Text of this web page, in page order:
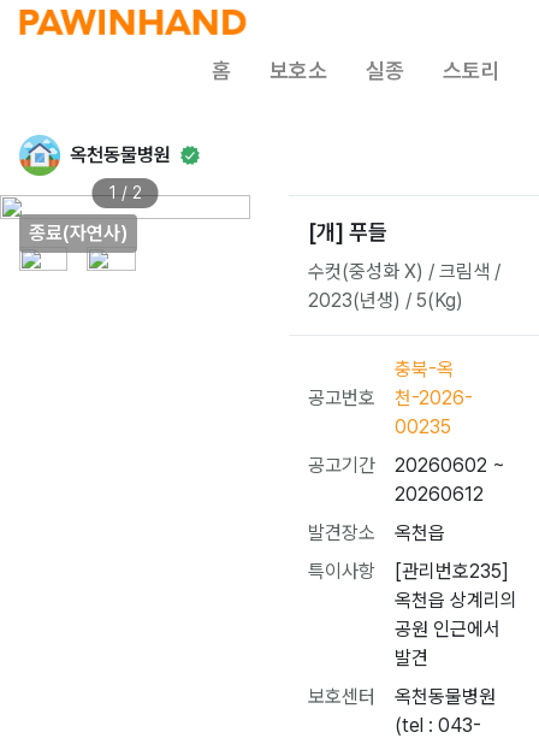
홈 보호소 실종 스토리
옥천동물병원
종료(자연사)
1 / 2
[개] 푸들
수컷(중성화 X) / 크림색 /
2023(년생) / 5(Kg)
공고번호
충북-옥
천-2026-
00235
공고기간
20260602 ~
20260612
발견장소
옥천읍
특이사항
[관리번호235]
옥천읍 상계리의
공원 인근에서
발견
보호센터
옥천동물병원
(tel : 043-